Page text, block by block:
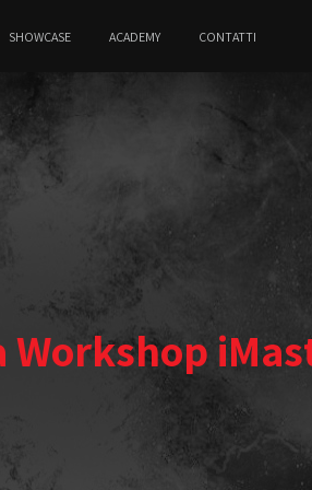
SHOWCASE ACADEMY CONTATTI